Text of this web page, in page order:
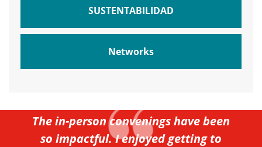
SUSTENTABILIDAD
Networks
The in-person convenings have been
so impactful. I enjoyed getting to